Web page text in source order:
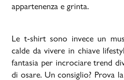
appartenenza e grinta.
Le t-shirt sono invece un
calde da vivere in chiave
fantasia per incrociare trend
di osare. Un consiglio? Prova la